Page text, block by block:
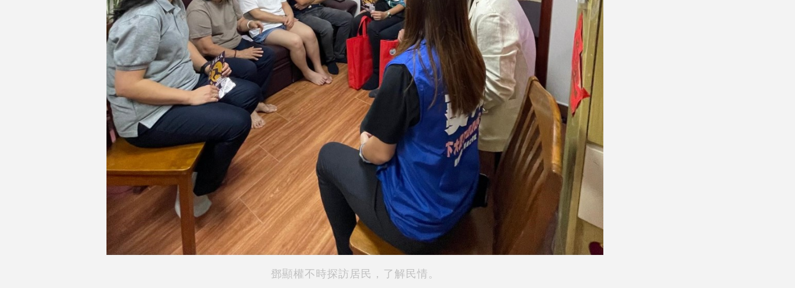
鄧顯權不時探訪居民，了解民情。